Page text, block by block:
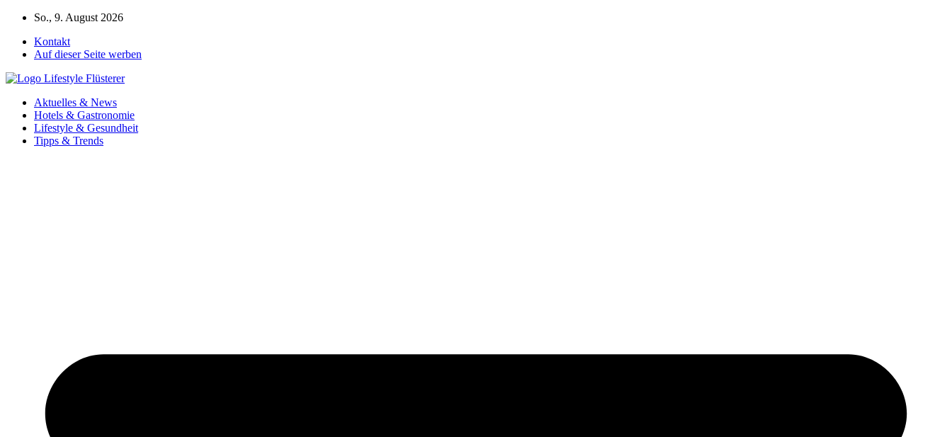
Zum
springen
So., 9. August 2026
Kontakt
Auf dieser Seite werben
Aktuelles & News
Hotels & Gastronomie
Lifestyle & Gesundheit
Tipps & Trends